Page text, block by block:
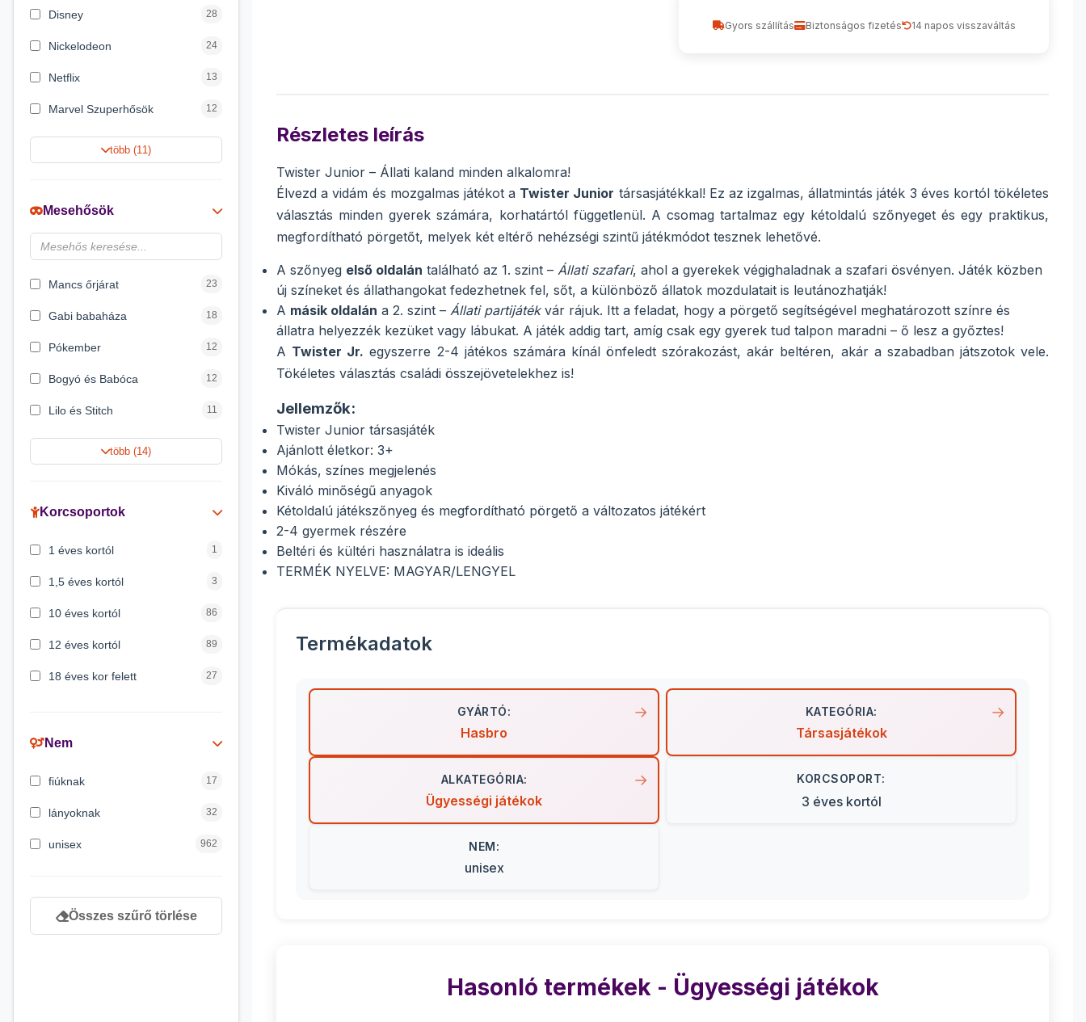
Disney 28
Nickelodeon 24
Netflix 13
Marvel Szuperhősök 12
Rubik bűvös kocka 10
Noris
Disney hercegnők 6
több (11)
Mesehősök
Mancs őrjárat 23
Gabi babaháza 18
Pókember 12
Bogyó és Babóca 12
Lilo és Stitch 11
Jégvarázs 9
Peppa malac
több (14)
Korcsoportok
1 éves kortól 1
1,5 éves kortól 3
10 éves kortól 86
12 éves kortól 89
18 éves kor felett 27
3 éves kortól 200
7 éves kortól 53
Nem
fiúknak 17
lányoknak 32
unisex 962
Összes szűrő törlése
Gyors szállítás Biztonságos fizetés 14 napos visszaváltás
Részletes leírás
Twister Junior – Állati kaland minden alkalomra!
Élvezd a vidám és mozgalmas játékot a Twister Junior társasjátékkal! Ez az izgalmas, állatmintás játék 3 éves kortól tökéletes
választás minden gyerek számára, korhatártól függetlenül. A csomag tartalmaz egy kétoldalú szőnyeget és egy praktikus,
megfordítható pörgetőt, melyek két eltérő nehézségi szintű játékmódot tesznek lehetővé.
A szőnyeg első oldalán található az 1. szint – Állati szafari, ahol a gyerekek végighaladnak a szafari ösvényen. Játék közben
új színeket és állathangokat fedezhetnek fel, sőt, a különböző állatok mozdulatait is leutánozhatják!
A másik oldalán a 2. szint – Állati partijátékvár rájuk. Itt a feladat, hogy a pörgető segítségével meghatározott színre és
állatra helyezzék kezüket vagy lábukat. A játék addig tart, amíg csak egy gyerek tud talpon maradni – ő lesz a győztes!
A Twister Jr. egyszerre 2-4 játékos számára kínál önfeledt szórakozást, akár beltéren, akár a szabadban játszotok vele.
Tökéletes választás családi összejövetelekhez is!
Jellemzők:
Twister Junior társasjáték
Ajánlott életkor: 3+
Mókás, színes megjelenés
Kiváló minőségű anyagok
Kétoldalú játékszőnyeg és megfordítható pörgető a változatos játékért
2-4 gyermek részére
Beltéri és kültéri használatra is ideális
TERMÉK NYELVE: MAGYAR/LENGYEL
Termékadatok
GYÁRTÓ:
Hasbro
KATEGÓRIA:
Társasjátékok
ALKATEGÓRIA:
Ügyességi játékok
KORCSOPORT:
3 éves kortól
NEM:
unisex
Hasonló termékek - Ügyességi játékok